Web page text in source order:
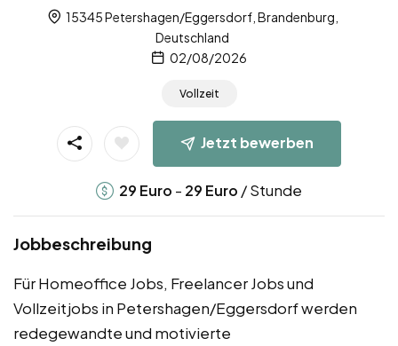
15345 Petershagen/Eggersdorf, Brandenburg,
Deutschland
02/08/2026
Vollzeit
Jetzt bewerben
29 Euro - 29 Euro / Stunde
Jobbeschreibung
Für Homeoffice Jobs, Freelancer Jobs und
Vollzeitjobs in Petershagen/Eggersdorf werden
redegewandte und motivierte